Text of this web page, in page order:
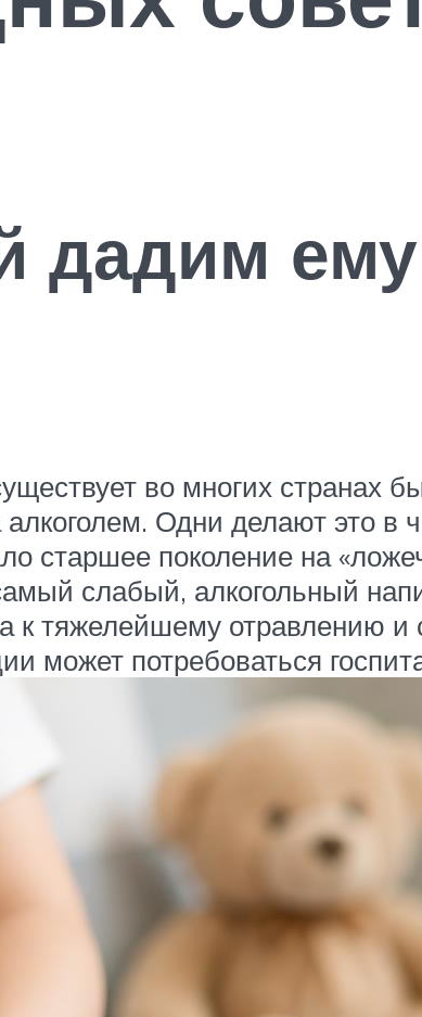
дадим
во многих странах
Одни делают это в
старшее поколение на
слабый, алкогольный
к тяжелейшему отравлению и
может потребоваться